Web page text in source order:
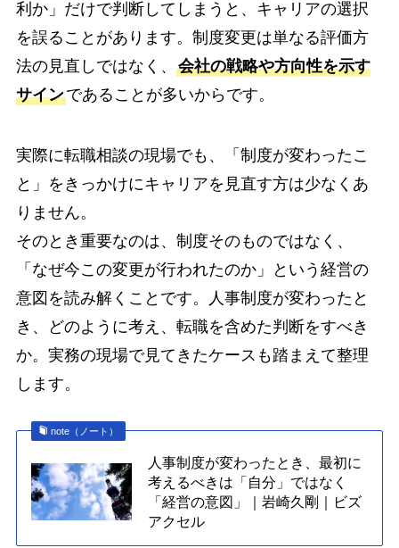
利か」だけで判断してしまうと、キャリアの選択
を誤ることがあります。制度変更は単なる評価方
法の見直しではなく、 会社の戦略や方向性を示す
サインであることが多いからです。
実際に転職相談の現場でも、「制度が変わったこ
と」をきっかけにキャリアを見直す方は少なくあ
りません。
そのとき重要なのは、制度そのものではなく、
「なぜ今この変更が行われたのか」という経営の
意図を読み解くことです。人事制度が変わったと
き、どのように考え、転職を含めた判断をすべき
か。実務の現場で見てきたケースも踏まえて整理
します。
note（ノート）
人事制度が変わったとき、最初に
考えるべきは「自分」ではなく
「経営の意図」｜岩崎久剛｜ビズ
アクセル